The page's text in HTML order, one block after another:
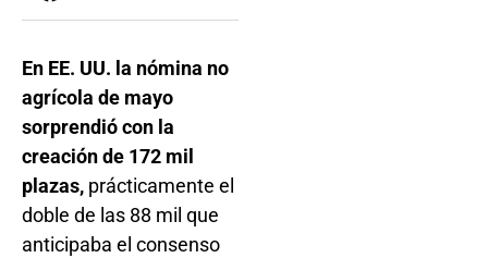
En EE. UU. la nómina no
agrícola de mayo
sorprendió con la
creación de 172 mil
plazas, prácticamente el
doble de las 88 mil que
anticipaba el consenso